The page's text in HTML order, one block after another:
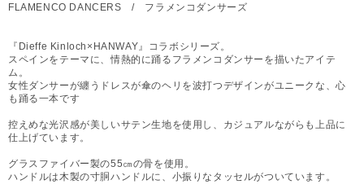
FLAMENCO DANCERS / フラメンコダンサーズ
『Dieffe Kinloch×HANWAY』コラボシリーズ。
スペインをテーマに、情熱的に踊るフラメンコダンサーを描いたアイテ
ム。
女性ダンサーが纏うドレスが傘のヘリを波打つデザインがユニークな、心
も踊る一本です
控えめな光沢感が美しいサテン生地を使用し、カジュアルながらも上品に
仕上げています。
グラスファイバー製の55㎝の骨を使用。
ハンドルは木製の寸胴ハンドルに、小振りなタッセルがついています。